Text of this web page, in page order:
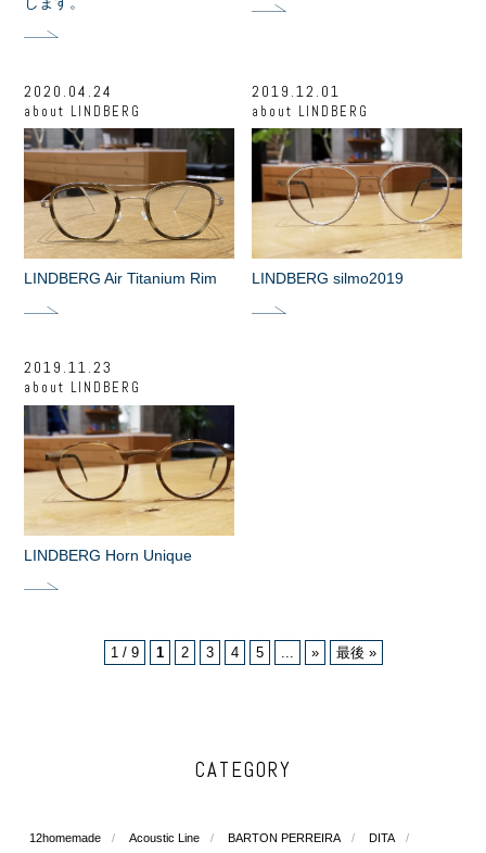
2020.04.24
about LINDBERG
LINDBERG Air Titanium Rim
2019.12.01
about LINDBERG
LINDBERG silmo2019
2019.11.23
about LINDBERG
LINDBERG Horn Unique
1 / 9 1 2 3 4 5 ... » 最後 »
CATEGORY
12homemade Acoustic Line BARTON PERREIRA
DITA